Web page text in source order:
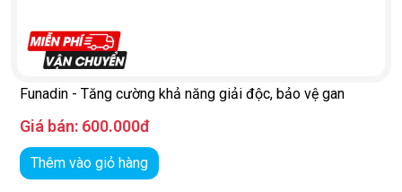
Funadin - Tăng cường khả năng giải độc, bảo vệ gan
Giá bán: 600.000đ
Thêm vào giỏ hàng